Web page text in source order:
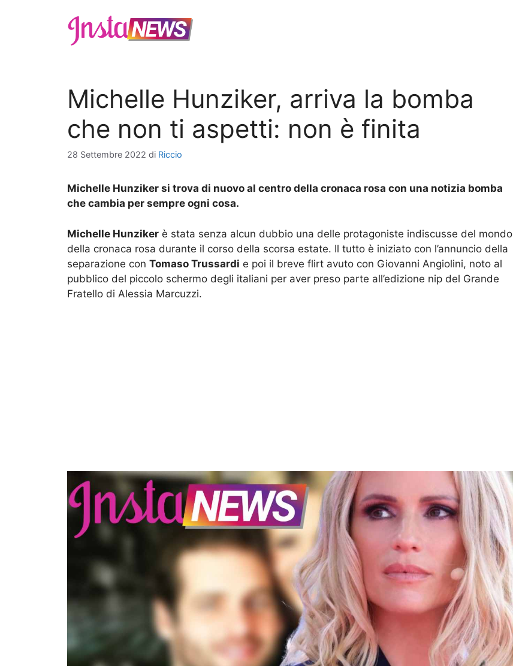
Michelle Hunziker, arriva la bomba
che non ti aspetti: non è finita
28 Settembre 2022 di Riccio
Michelle Hunziker si trova di nuovo al centro della cronaca rosa con una notizia bomba
che cambia per sempre ogni cosa.
Michelle Hunziker è stata senza alcun dubbio una delle protagoniste indiscusse del mondo
della cronaca rosa durante il corso della scorsa estate. Il tutto è iniziato con l’annuncio della
separazione con Tomaso Trussardi e poi il breve flirt avuto con Giovanni Angiolini, noto al
pubblico del piccolo schermo degli italiani per aver preso parte all’edizione nip del Grande
Fratello di Alessia Marcuzzi.